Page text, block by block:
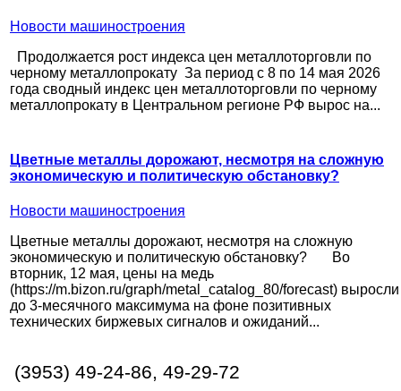
Новости машиностроения
Продолжается рост индекса цен металлоторговли по
черному металлопрокату За период с 8 по 14 мая 2026
года сводный индекс цен металлоторговли по черному
металлопрокату в Центральном регионе РФ вырос на...
Цветные металлы дорожают, несмотря на сложную
экономическую и политическую обстановку?
Новости машиностроения
Цветные металлы дорожают, несмотря на сложную
экономическую и политическую обстановку? Во
вторник, 12 мая, цены на медь
(https://m.bizon.ru/graph/metal_catalog_80/forecast) выросли
до 3-месячного максимума на фоне позитивных
технических биржевых сигналов и ожиданий...
(3953) 49-24-86, 49-29-72